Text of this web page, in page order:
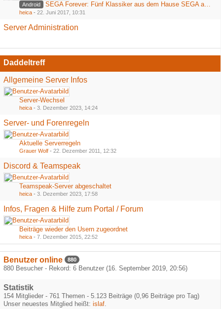
Android SEGA Forever: Fünf Klassiker aus dem Hause SEGA ab heute kostenlos im Playstore
heica - 22. Juni 2017, 10:31
Server Administration
Daddeltreff
Allgemeine Server Infos
Server-Wechsel
heica - 3. Dezember 2023, 14:24
Server- und Forenregeln
Aktuelle Serverregeln
Grauer Wolf - 22. Dezember 2011, 12:32
Discord & Teamspeak
Teamspeak-Server abgeschaltet
heica - 3. Dezember 2023, 17:58
Infos, Fragen & Hilfe zum Portal / Forum
Beiträge wieder den Usern zugeordnet
heica - 7. Dezember 2015, 22:52
Benutzer online 880
880 Besucher - Rekord: 6 Benutzer (16. September 2019, 20:56)
Statistik
154 Mitglieder - 761 Themen - 5.123 Beiträge (0,96 Beiträge pro Tag)
Unser neuestes Mitglied heißt: islaf